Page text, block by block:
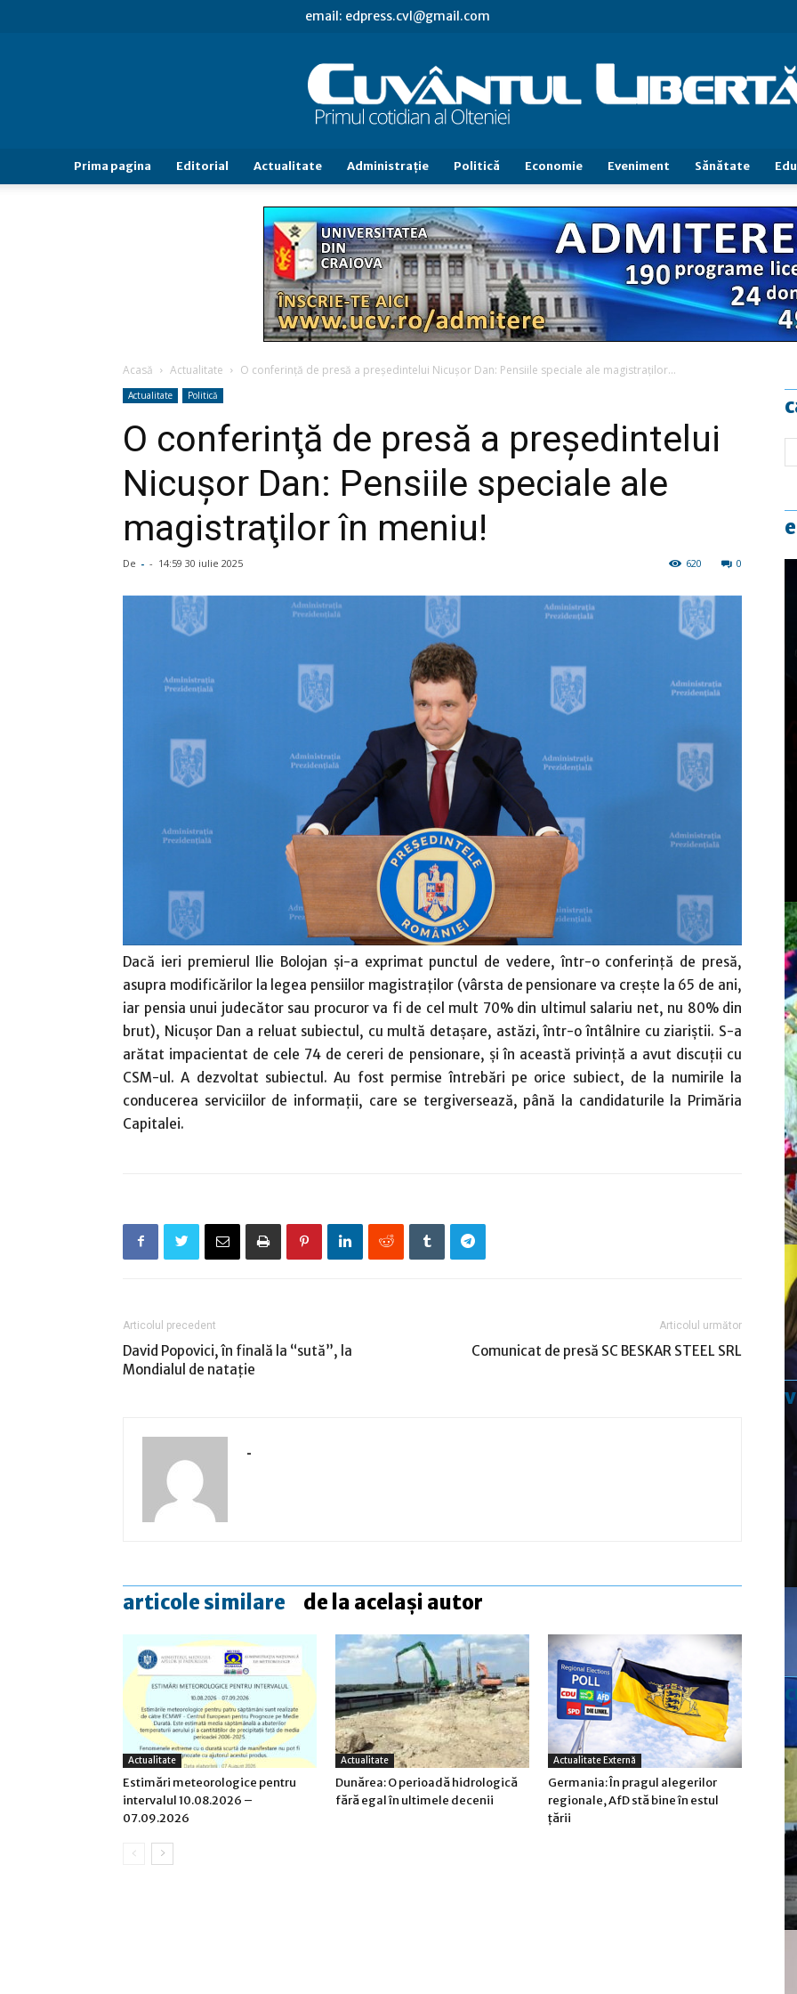
email: edpress.cvl@gmail.com
Cuvântul
Libertăţii
Prima pagina Editorial Actualitate Administraţie Politică Economie Eveniment Sănătate
Acasă Actualitate O conferinţă de presă a preşedintelui Nicuşor Dan: Pensiile speciale ale magistraţilor...
Actualitate Politică
O conferinţă de presă a preşedintelui
Nicuşor Dan: Pensiile speciale ale
magistraţilor în meniu!
De - - 14:59 30 iulie 2025 0
620
Dacă ieri premierul Ilie Bolojan şi-a exprimat punctul de vedere, într-o conferinţă de presă,
asupra modificărilor la legea pensiilor magistraţilor (vârsta de pensionare va creşte la 65 de ani,
iar pensia unui judecător sau procuror va fi de cel mult 70% din ultimul salariu net, nu 80% din
brut), Nicuşor Dan a reluat subiectul, cu multă detaşare, astăzi, într-o întâlnire cu ziariştii. S-a
arătat impacientat de cele 74 de cereri de pensionare, şi în această privinţă a avut discuţii cu
CSM-ul. A dezvoltat subiectul. Au fost permise întrebări pe orice subiect, de la numirile la
conducerea serviciilor de informaţii, care se tergiversează, până la candidaturile la Primăria
Capitalei.
Articolul precedent
David Popovici, în finală la “sută”, la
Mondialul de nataţie
Articolul următor
Comunicat de presă SC BESKAR STEEL SRL
-
articole similare de la același autor
Actualitate
Estimări meteorologice pentru
intervalul 10.08.2026 –
07.09.2026
Actualitate
Dunărea: O perioadă hidrologică
fără egal în ultimele decenii
Actualitate Externă
Germania: În pragul alegerilor
regionale, AfD stă bine în estul
ţării